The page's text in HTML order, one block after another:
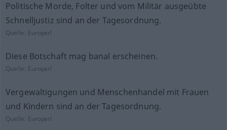
Politische Morde, Folter und vom Militär ausgeübte
Schnelljustiz sind an der Tagesordnung.
Quelle: Europarl
Diese Botschaft mag banal erscheinen.
Quelle: Europarl
Vergewaltigungen und Menschenhandel mit Frauen
und Kindern sind an der Tagesordnung.
Quelle: Europarl